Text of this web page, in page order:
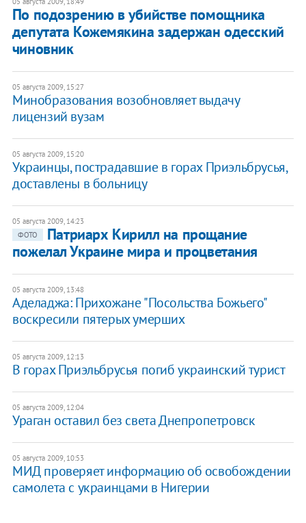
По подозрению в убийстве помощника
депутата Кожемякина задержан одесский
чиновник
05 августа 2009, 15:27
Минобразования возобновляет выдачу
лицензий вузам
05 августа 2009, 15:20
Украинцы, пострадавшие в горах Приэльбрусья,
доставлены в больницу
05 августа 2009, 14:23
ФОТО
Патриарх Кирилл на прощание
пожелал Украине мира и процветания
05 августа 2009, 13:48
Аделаджа: Прихожане "Посольства Божьего"
воскресили пятерых умерших
05 августа 2009, 12:13
В горах Приэльбрусья погиб украинский турист
05 августа 2009, 12:04
Ураган оставил без света Днепропетровск
05 августа 2009, 10:53
МИД проверяет информацию об освобождении
самолета с украинцами в Нигерии